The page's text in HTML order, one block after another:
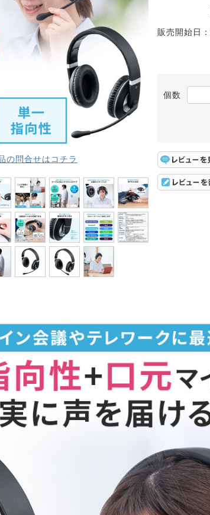
の問合せはコチラ
販売開始日：
個数